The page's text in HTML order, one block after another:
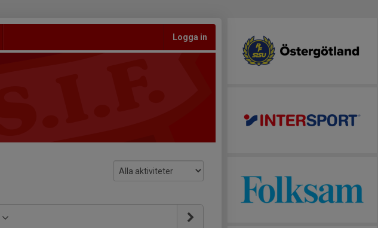
Logga in